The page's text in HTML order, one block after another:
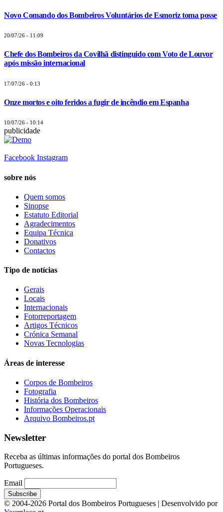
Novo Comando dos Bombeiros Voluntários de Esmoriz toma posse
20/07/26 - 11:09
Chefe dos Bombeiros da Covilhã distinguido com Voto de Louvor
após missão internacional
17/07/26 - 0:13
Onze mortos e oito feridos a fugir de incêndio em Espanha
10/07/26 - 10:14
publicidade
Facebook Instagram
sobre nós
Quem somos
Sinopse
Estatuto Editorial
Agradecimentos
Equipa Técnica
Donativos
Contactos
Tipo de notícias
Gerais
Locais
Internacionais
Fotorreportagem
Artigos Técnicos
Crónica Semanal
Novas Tecnologias
Áreas de interesse
Corpos de Bombeiros
Fotografia
História dos Bombeiros
Informações Operacionais
Arquivo Bombeiros.pt
Newsletter
Receba as últimas informações do portal dos Bombeiros
Portugueses.
Email
© 2004-2026 Portal dos Bombeiros Portugueses | Desenvolvido por